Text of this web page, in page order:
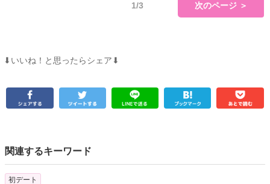
1/3 次のページ ＞
⬇︎いいね！と思ったらシェア⬇︎
関連するキーワード
初デート